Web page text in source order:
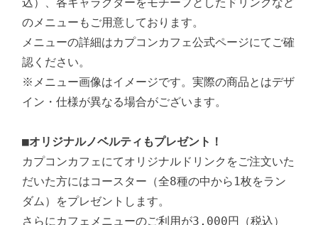
のメニューもご用意しております。
メニューの詳細はカプコンカフェ公式ページにてご確
認ください。
※メニュー画像はイメージです。実際の商品とはデザ
イン・仕様が異なる場合がございます。
■オリジナルノベルティもプレゼント！
カプコンカフェにてオリジナルドリンクをご注文いた
だいた方にはコースター（全8種の中から1枚をラン
ダム）をプレゼントします。
さらにカフェメニューのご利用が3,000円（税込）